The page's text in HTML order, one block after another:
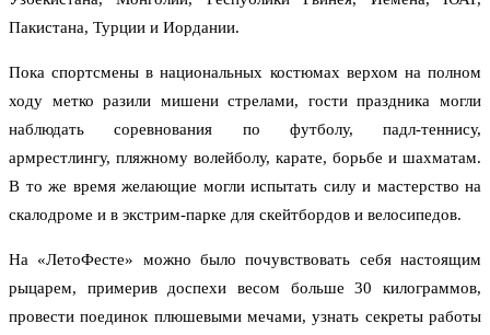
Пакистана, Турции и Иордании.
Пока спортсмены в национальных костюмах верхом на полном
ходу метко разили мишени стрелами, гости праздника могли
наблюдать соревнования по футболу, падл-теннису,
армрестлингу, пляжному волейболу, карате, борьбе и шахматам.
В то же время желающие могли испытать силу и мастерство на
скалодроме и в экстрим-парке для скейтбордов и велосипедов.
На «ЛетоФесте» можно было почувствовать себя настоящим
рыцарем, примерив доспехи весом больше 30 килограммов,
провести поединок плюшевыми мечами, узнать секреты работы